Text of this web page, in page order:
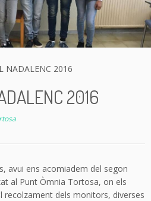
NADALENC 2016
2016
avui ens acomiadem del segon
al Punt Òmnia Tortosa, on els
dels monitors, diverses